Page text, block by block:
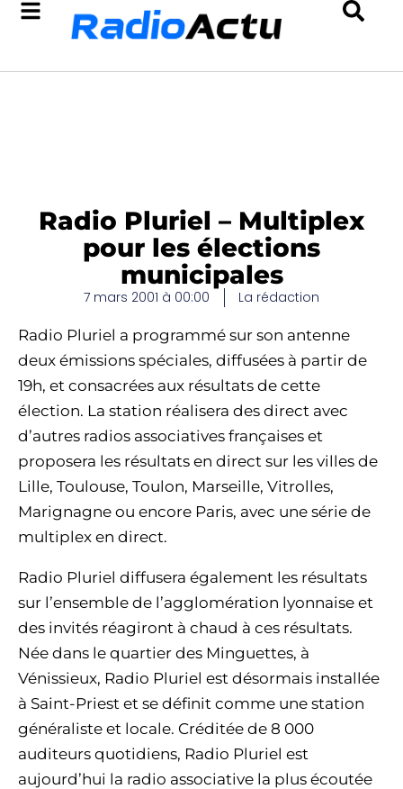
Radio Pluriel – Multiplex
pour les élections
municipales
7 mars 2001 à 00:00 La rédaction
Radio Pluriel a programmé sur son antenne
deux émissions spéciales, diffusées à partir de
19h, et consacrées aux résultats de cette
élection. La station réalisera des direct avec
d’autres radios associatives françaises et
proposera les résultats en direct sur les villes de
Lille, Toulouse, Toulon, Marseille, Vitrolles,
Marignagne ou encore Paris, avec une série de
multiplex en direct.
Radio Pluriel diffusera également les résultats
sur l’ensemble de l’agglomération lyonnaise et
des invités réagiront à chaud à ces résultats.
Née dans le quartier des Minguettes, à
Vénissieux, Radio Pluriel est désormais installée
à Saint-Priest et se définit comme une station
généraliste et locale. Créditée de 8 000
auditeurs quotidiens, Radio Pluriel est
aujourd’hui la radio associative la plus écoutée